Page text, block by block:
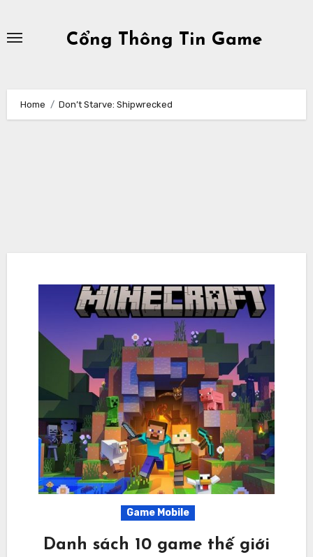
Cổng Thông Tin Game
Home Don’t Starve: Shipwrecked
Game Mobile
Danh sách 10 game thế giới